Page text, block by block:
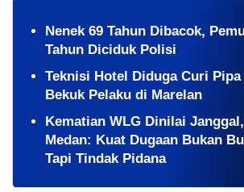
Nenek 69 Tahun Dibacok,
Tahun Diciduk Polisi
Teknisi Hotel Diduga Curi
Bekuk Pelaku di Marelan
Kematian WLG Dinilai
Medan: Kuat Dugaan Bukan
Tapi Tindak Pidana